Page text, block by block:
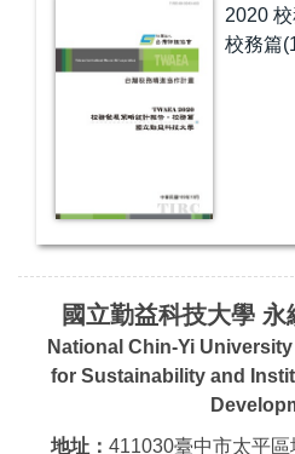
2020 校
校務篇
國立勤益科技大學
National Chin-Yi
for Sustainability and
地址： 411030臺中市太平